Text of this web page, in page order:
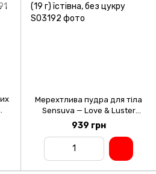
Мерехтлива пудра для тіла
Sensuva — Love & Luster
Kissable Diamond Dust (19 г)
їстівна, без цукру
939 грн